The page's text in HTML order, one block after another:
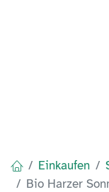
Einkaufen
Bio Harzer